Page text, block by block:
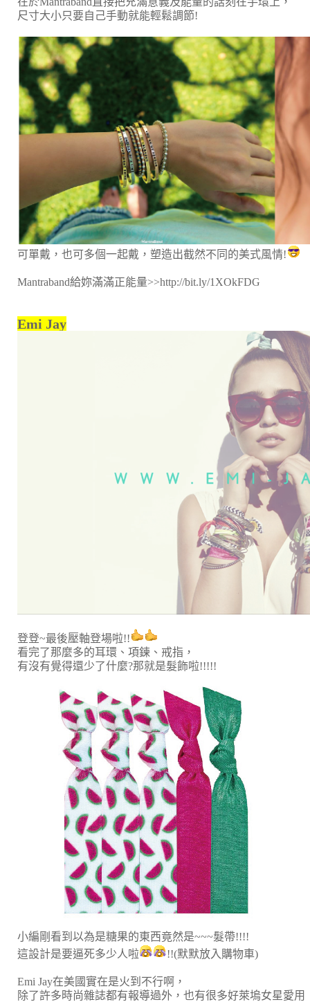
尺寸大小只要自己手動就能輕鬆調節!
可單戴，也可多個一起戴，塑造出截然不同的美式風情!
Mantraband給妳滿滿正能量>>http://bit.ly/1XOkFDG
Emi Jay
登登~最後壓軸登場啦!!
看完了那麼多的耳環、項鍊、戒指，
有沒有覺得還少了什麼?那就是髮飾啦!!!!!
小編剛看到以為是糖果的東西竟然是~~~髮帶!!!!
這設計是要逼死多少人啦
!!(默默放入購物車)
Emi Jay在美國實在是火到不行啊，
除了許多時尚雜誌都有報導過外，也有很多好萊塢女星愛用